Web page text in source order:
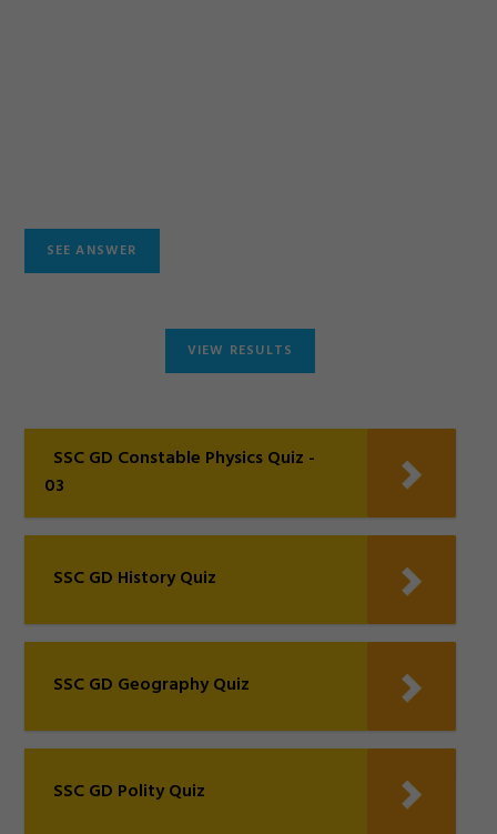
SSC GD Constable Physics Quiz -
03
SSC GD History Quiz
SSC GD Geography Quiz
SSC GD Polity Quiz